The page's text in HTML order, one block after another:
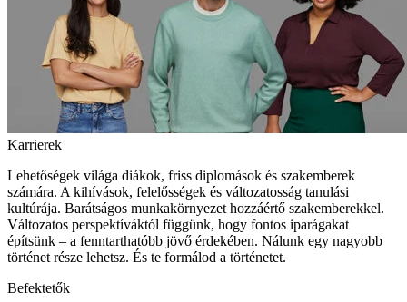
Karrierek
Lehetőségek világa diákok, friss diplomások és szakemberek
számára. A kihívások, felelősségek és változatosság tanulási
kultúrája. Barátságos munkakörnyezet hozzáértő szakemberekkel.
Változatos perspektíváktól függünk, hogy fontos iparágakat
építsünk – a fenntarthatóbb jövő érdekében. Nálunk egy nagyobb
történet része lehetsz. És te formálod a történetet.
Befektetők